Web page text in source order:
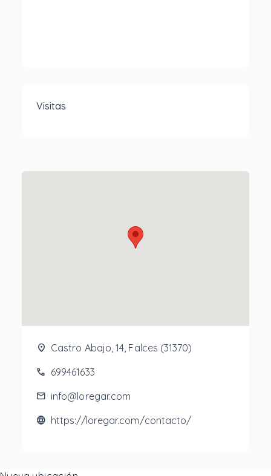
Visitas
location_on Castro Abajo, 14, Falces (31370)
phone 699461633
mail info@loregar.com
language https://loregar.com/contacto/